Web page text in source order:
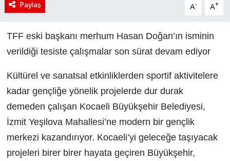
Paylaş A- A+
TFF eski başkanı merhum Hasan Doğan’ın isminin
verildiği tesiste çalışmalar son sürat devam ediyor
Kültürel ve sanatsal etkinliklerden sportif aktivitelere
kadar gençliğe yönelik projelerde dur durak
demeden çalışan Kocaeli Büyükşehir Belediyesi,
İzmit Yeşilova Mahallesi’ne modern bir gençlik
merkezi kazandırıyor. Kocaeli’yi geleceğe taşıyacak
projeleri birer birer hayata geçiren Büyükşehir,